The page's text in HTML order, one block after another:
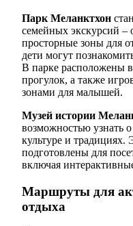
Парк Меланктхон
семейных экскурсий –
просторные зоны для
дети могут
В парке расположены
прогулок, а также
зонами для малышей.
Музей истории
возможностью узнать
культуре и традициях.
подготовлены для
включая
Маршруты для
отдыха